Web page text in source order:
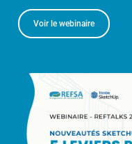
Voir le webinaire